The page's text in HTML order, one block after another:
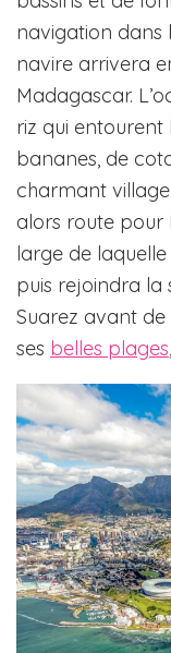
navigation dans
navire arrivera
Madagascar.
riz qui entourent
bananes, de
charmant
alors route pour
large de
puis rejoindra la
Suarez avant
ses belles plages